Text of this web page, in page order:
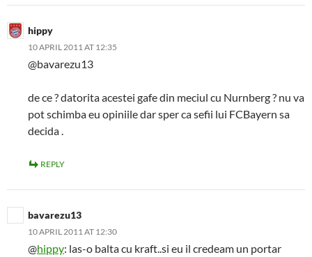
hippy
10 APRIL 2011 AT 12:35
@bavarezu13
de ce ? datorita acestei gafe din meciul cu Nurnberg ? nu va
pot schimba eu opiniile dar sper ca sefii lui FCBayern sa
decida .
REPLY
bavarezu13
10 APRIL 2011 AT 12:30
@hippy: las-o balta cu kraft..si eu il credeam un portar